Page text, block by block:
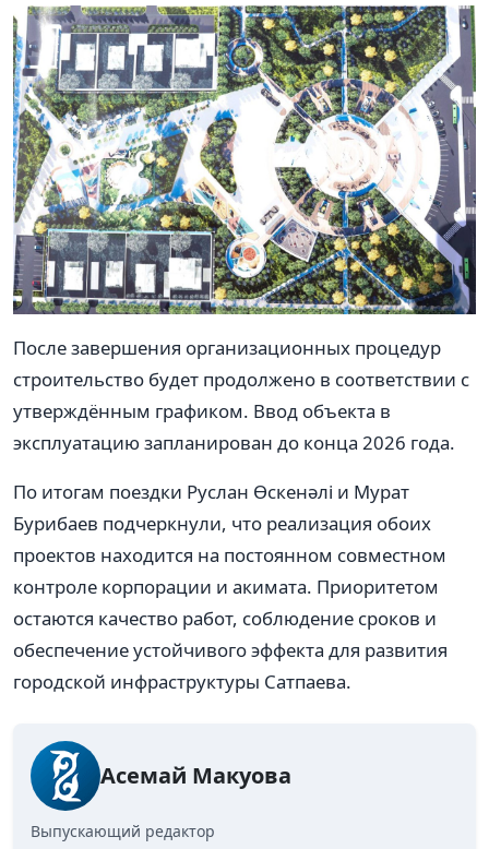
После завершения организационных процедур
строительство будет продолжено в соответствии с
утверждённым графиком. Ввод объекта в
эксплуатацию запланирован до конца 2026 года.
По итогам поездки Руслан Өскенәлі и Мурат
Бурибаев подчеркнули, что реализация обоих
проектов находится на постоянном совместном
контроле корпорации и акимата. Приоритетом
остаются качество работ, соблюдение сроков и
обеспечение устойчивого эффекта для развития
городской инфраструктуры Сатпаева.
Асемай Макуова
Выпускающий редактор